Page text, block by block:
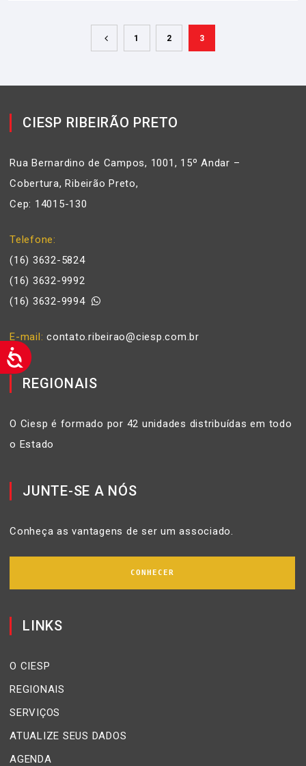
1 2 3
CIESP RIBEIRÃO PRETO
Rua Bernardino de Campos, 1001, 15º Andar –
Cobertura, Ribeirão Preto,
Cep: 14015-130
Telefone
(16) 3632-5824
(16) 3632-9992
(16) 3632-9994
E-mail contato.ribeirao@ciesp.com.br
REGIONAIS
O Ciesp é formado por 42 unidades distribuídas em todo
o Estado
JUNTE-SE A NÓS
Conheça as vantagens de ser um associado.
CONHECER
LINKS
O CIESP
REGIONAIS
SERVIÇOS
ATUALIZE SEUS DADOS
AGENDA